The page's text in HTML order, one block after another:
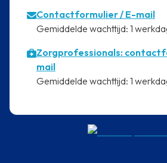
Contactformulier/ E-mail
⁠Gemiddelde wachttijd: 1
Zorgprofessionals:
mail
⁠Gemiddelde wachttijd: 1